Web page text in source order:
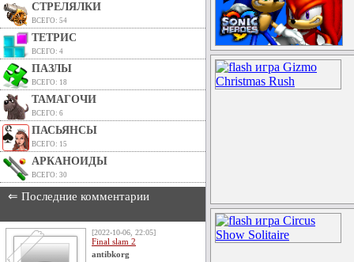
СТРЕЛЯЛКИ
ВСЕГО: 54
ТЕТРИС
ВСЕГО: 4
ПАЗЛЫ
ВСЕГО: 18
ТАМАГОЧИ
ВСЕГО: 6
ПАСЬЯНСЫ
ВСЕГО: 15
АРКАНОИДЫ
ВСЕГО: 30
⇐ Последние комментарии
[2022-10-06, 22:05]
Final slam 2
antibkorg